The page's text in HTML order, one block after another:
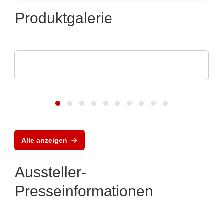
Produktgalerie
Alle anzeigen
Aussteller-
Presseinformationen